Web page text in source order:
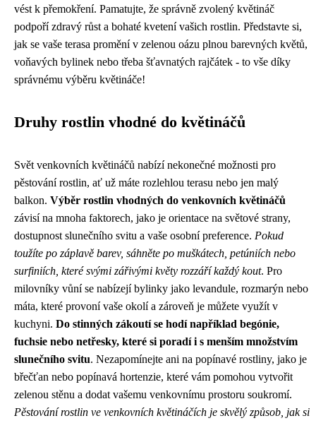
vést k přemokření. Pamatujte, že správně zvolený květináč
podpoří zdravý růst a bohaté kvetení vašich rostlin. Představte si,
jak se vaše terasa promění v zelenou oázu plnou barevných květů,
voňavých bylinek nebo třeba šťavnatých rajčátek - to vše díky
správnému výběru květináče!
Druhy rostlin vhodné do květináčů
Svět venkovních květináčů nabízí nekonečné možnosti pro
pěstování rostlin, ať už máte rozlehlou terasu nebo jen malý
balkon. Výběr rostlin vhodných do venkovních květináčů
závisí na mnoha faktorech, jako je orientace na světové strany,
dostupnost slunečního svitu a vaše osobní preference. Pokud
toužíte po záplavě barev, sáhněte po muškátech, petúniích nebo
surfiniích, které svými zářivými květy rozzáří každý kout. Pro
milovníky vůní se nabízejí bylinky jako levandule, rozmarýn nebo
máta, které provoní vaše okolí a zároveň je můžete využít v
kuchyni. Do stinných zákoutí se hodí například begónie,
fuchsie nebo netřesky, které si poradí i s menším množstvím
slunečního svitu. Nezapomínejte ani na popínavé rostliny, jako je
břečťan nebo popínavá hortenzie, které vám pomohou vytvořit
zelenou stěnu a dodat vašemu venkovnímu prostoru soukromí.
Pěstování rostlin ve venkovních květináčích je skvělý způsob, jak si